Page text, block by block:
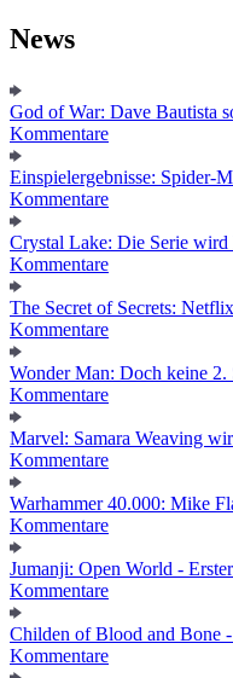
News
God of War: Dave Bautista
Kommentare
Einspielergebnisse: Spider-
Kommentare
Crystal Lake: Die Serie
Kommentare
The Secret of Secrets:
Kommentare
Wonder Man: Doch keine
Kommentare
Marvel: Samara Weaving
Kommentare
Warhammer 40.000: Mike
Kommentare
Jumanji: Open World -
Kommentare
Childen of Blood and Bone
Kommentare